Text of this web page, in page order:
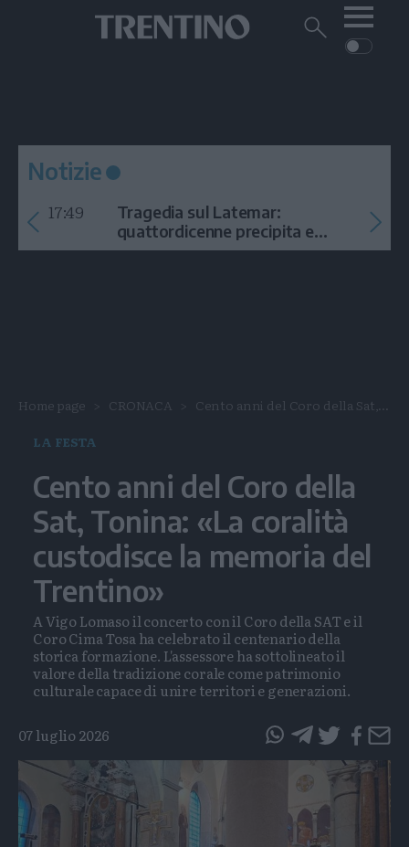
Cerca
CRONACA
GARDA
CULTURA
VIDEO
Notizie
17:49
Tragedia sul Latemar:
quattordicenne precipita e
muore
Home page CRONACA Cento anni del Coro della Sat,...
LA FESTA
Cento anni del Coro della
Sat, Tonina: «La coralità
custodisce la memoria del
Trentino»
A Vigo Lomaso il concerto con il Coro della SAT e il
Coro Cima Tosa ha celebrato il centenario della
storica formazione. L'assessore ha sottolineato il
valore della tradizione corale come patrimonio
culturale capace di unire territori e generazioni.
07 luglio 2026
questo
articolo
Whatsapp
questo
articolo
su
Telegram